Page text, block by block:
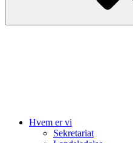
Hvem er vi
Sekretariat